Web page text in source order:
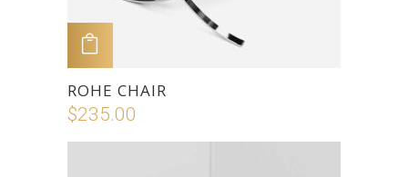
ROHE CHAIR
$235.00